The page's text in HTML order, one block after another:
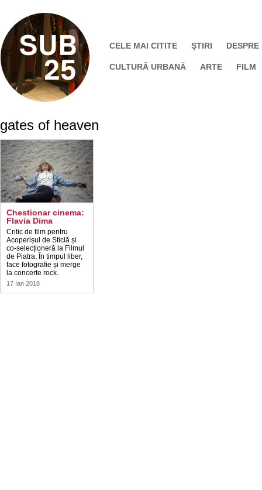
CELE MAI CITITE ŞTIRI DESPRE
CULTURĂ URBANĂ ARTE FILM
gates of heaven
Chestionar cinema:
Flavia Dima
Critic de film pentru
Acoperișul de Sticlă și
co-selecționeră la Filmul
de Piatra. În timpul liber,
face fotografie și merge
la concerte rock.
17 Ian 2018